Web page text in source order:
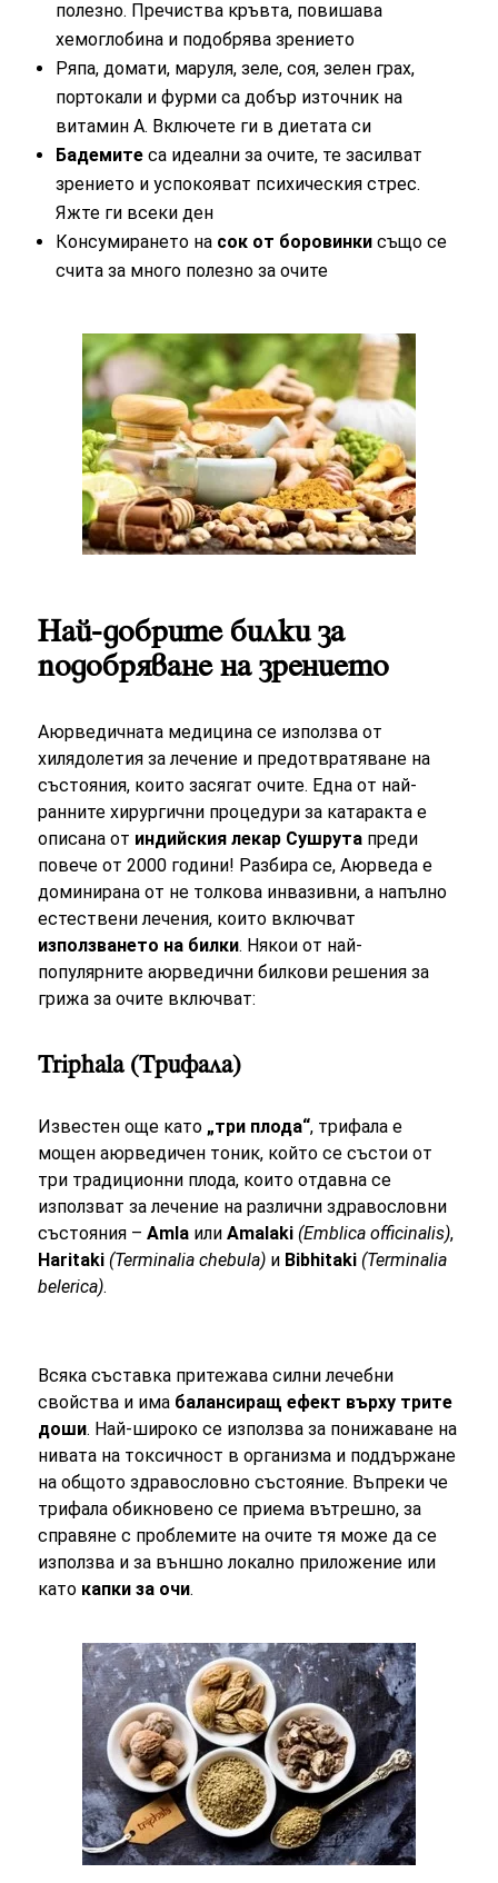
полезно. Пречиства кръвта, повишава
хемоглобина и подобрява зрението
Ряпа, домати, маруля, зеле, соя, зелен грах,
портокали и фурми са добър източник на
витамин А. Включете ги в диетата си
Бадемитеса идеални за очите, те засилват
зрението и успокояват психическия стрес.
Яжте ги всеки ден
Консумирането на сок от боровинки също се
счита за много полезно за очите
Най-добрите билки за
подобряване на зрението
Аюрведичната медицина се използва от
хилядолетия за лечение и предотвратяване на
състояния, които засягат очите. Една от най-
ранните хирургични процедури за катаракта е
описана от индийския лекар Сушрута преди
повече от 2000 години! Разбира се, Аюрведа е
доминирана от не толкова инвазивни, а напълно
естествени лечения, които включват
използването на билки. Някои от най-
популярните аюрведични билкови решения за
грижа за очите включват:
Triphala (Трифала)
Известен още като „три плода“, трифала е
мощен аюрведичен тоник, който се състои от
три традиционни плода, които отдавна се
използват за лечение на различни здравословни
състояния –Amla илиAmalaki (Emblica officinalis),
Haritaki (Terminalia chebula) и Bibhitaki (Terminalia
belerica).
Всяка съставка притежава силни лечебни
свойства и има балансиращ ефект върху трите
доши. Най-широко се използва за понижаване на
нивата на токсичност в организма и поддържане
на общото здравословно състояние. Въпреки че
трифала обикновено се приема вътрешно, за
справяне с проблемите на очите тя може да се
използва и за външно локално приложение или
като капки за очи.